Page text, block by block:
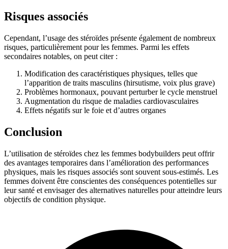
Risques associés
Cependant, l’usage des stéroïdes présente également de nombreux
risques, particulièrement pour les femmes. Parmi les effets
secondaires notables, on peut citer :
Modification des caractéristiques physiques, telles que
l’apparition de traits masculins (hirsutisme, voix plus grave)
Problèmes hormonaux, pouvant perturber le cycle menstruel
Augmentation du risque de maladies cardiovasculaires
Effets négatifs sur le foie et d’autres organes
Conclusion
L’utilisation de stéroïdes chez les femmes bodybuilders peut offrir
des avantages temporaires dans l’amélioration des performances
physiques, mais les risques associés sont souvent sous-estimés. Les
femmes doivent être conscientes des conséquences potentielles sur
leur santé et envisager des alternatives naturelles pour atteindre leurs
objectifs de condition physique.